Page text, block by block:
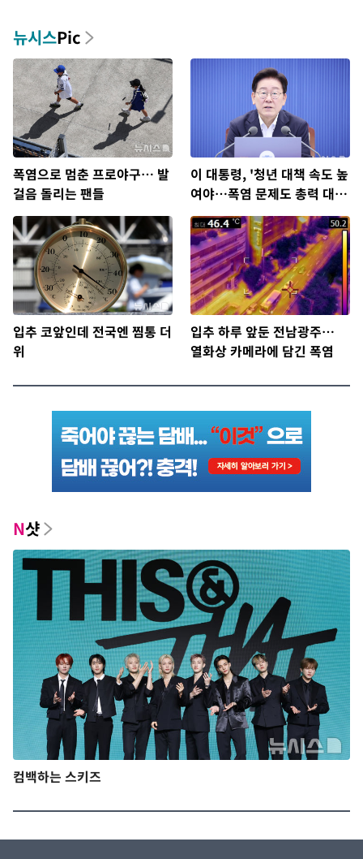
뉴시스Pic
폭염으로 멈춘 프로야구… 발
걸음 돌리는 팬들
이 대통령, '청년 대책 속도 높
여야…폭염 문제도 총력 대
응'
입추 코앞인데 전국엔 찜통 더
위
입추 하루 앞둔 전남광주…
열화상 카메라에 담긴 폭염
N샷
컴백하는 스키즈